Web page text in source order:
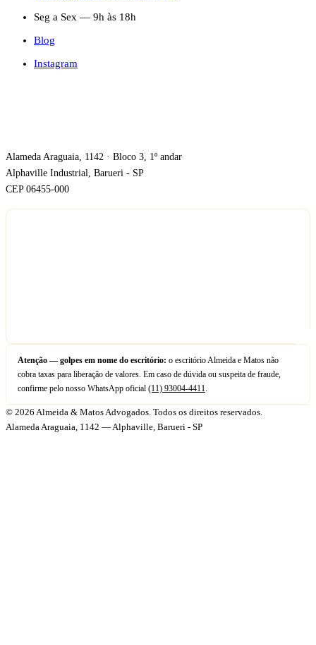
Seg a Sex — 9h às 18h
Blog
Instagram
Alameda Araguaia, 1142 · Bloco 3, 1º andar
Alphaville Industrial, Barueri - SP
CEP 06455-000
Atenção — golpes em nome do escritório: o escritório Almeida e Matos não
cobra taxas para liberação de valores. Em caso de dúvida ou suspeita de fraude,
confirme pelo nosso WhatsApp oficial (11) 93004-4411.
© 2026 Almeida & Matos Advogados. Todos os direitos reservados.
Alameda Araguaia, 1142 — Alphaville, Barueri - SP